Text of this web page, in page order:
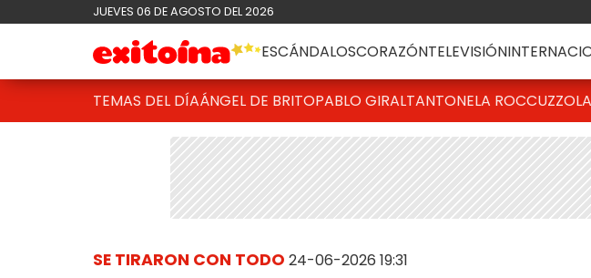
JUEVES 06 DE AGOSTO DEL 2026
ESCÁNDALOSCORAZÓNTELEVISIÓN
TEMAS DEL DÍAÁNGEL DE BRITOPABLO GIRALTANTONELA ROCCUZZO
SE TIRARON CON TODO 24-06-2026 19:31